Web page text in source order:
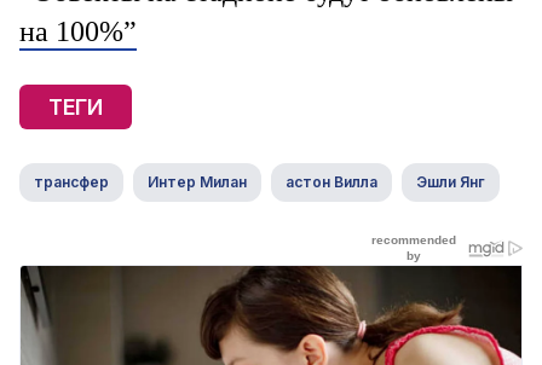
на 100%”
ТЕГИ
трансфер Интер Милан астон Вилла Эшли Янг